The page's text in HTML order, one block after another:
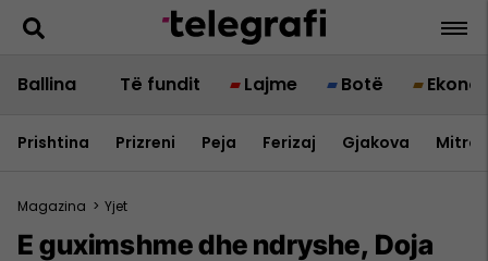
Ballina Të fundit Lajme Botë
Prishtina Prizreni Peja Ferizaj Gjakova
Magazina > Yjet
E guximshme dhe ndryshe, Doja